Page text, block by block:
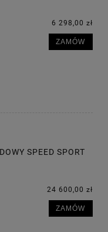
6 298,00 zł
ZAMÓW
SPEED SPORT
24 600,00 zł
ZAMÓW